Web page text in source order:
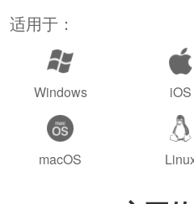
适用于：
Windows iOS
macOS